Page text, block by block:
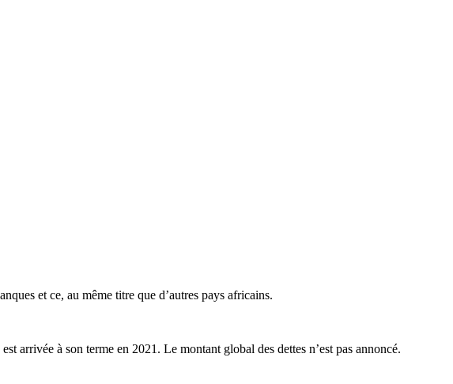
et ce, au même titre que d’autres pays africains.
arrivée à son terme en 2021. Le montant global des dettes n’est pas annoncé.